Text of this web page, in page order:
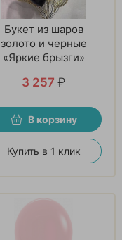
Букет из шаров
золото и черные
«Яркие брызги»
3 257 ₽
В корзину
Купить в 1 клик